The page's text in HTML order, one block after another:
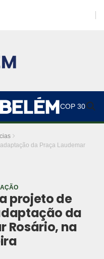
COP 30
da Praça Laudemar
projeto de
da
Rosário, na